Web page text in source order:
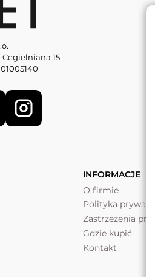
Cegielniana 15
INFORMACJE
O firmie
Polityka
Zastrzeżenia
Gdzie kupić
Kontakt